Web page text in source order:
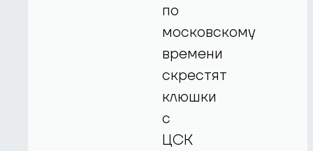
по
московскому
времени
скрестят
клюшки
с
ЦСК